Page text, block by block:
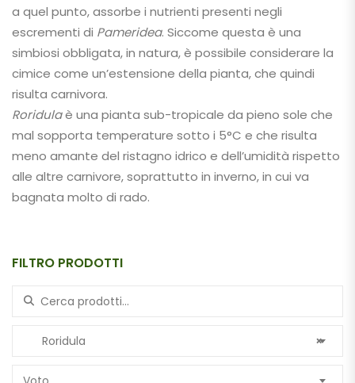
a quel punto, assorbe i nutrienti presenti negli
escrementi di Pameridea. Siccome questa è una
simbiosi obbligata, in natura, è possibile considerare la
cimice come un’estensione della pianta, che quindi
risulta carnivora.
Roridulaè una pianta sub-tropicale da pieno sole che
mal sopporta temperature sotto i 5°C e che risulta
meno amante del ristagno idrico e dell’umidità rispetto
alle altre carnivore, soprattutto in inverno, in cui va
bagnata molto di rado.
FILTRO PRODOTTI
Search for:
×
Roridula